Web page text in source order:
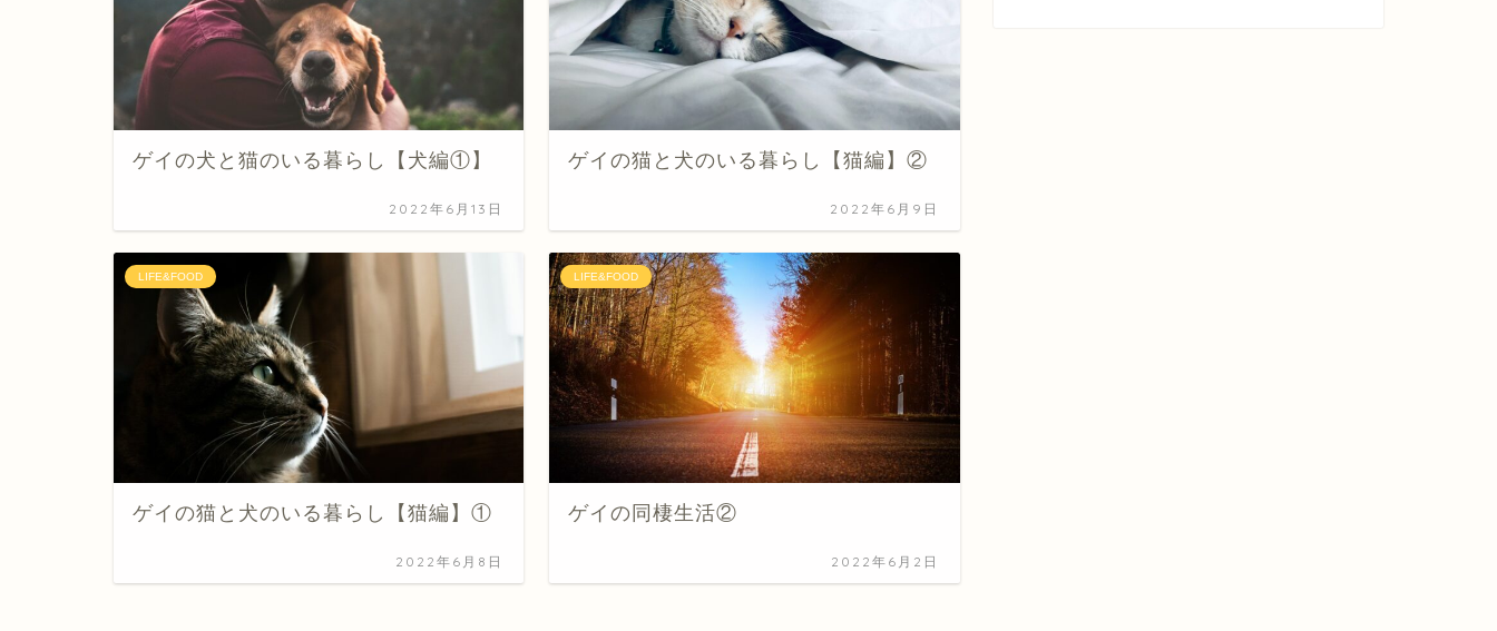
ゲイの犬と猫のいる暮らし【犬編①】
2022年6月13日
ゲイの猫と犬のいる暮らし【猫編】②
2022年6月9日
LIFE&FOOD
ゲイの猫と犬のいる暮らし【猫編】①
2022年6月8日
LIFE&FOOD
ゲイの同棲生活②
2022年6月2日